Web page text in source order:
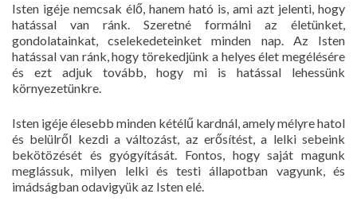
Isten igéje nemcsak élő, hanem ható is, ami azt jelenti, hogy
hatással van ránk. Szeretné formálni az életünket,
gondolatainkat, cselekedeteinket minden nap. Az Isten
hatással van ránk, hogy törekedjünk a helyes élet megélésére
és ezt adjuk tovább, hogy mi is hatással lehessünk
környezetünkre.
Isten igéje élesebb minden kétélű kardnál, amely mélyre hatol
és belülről kezdi a változást, az erősítést, a lelki sebeink
bekötözését és gyógyítását. Fontos, hogy saját magunk
meglássuk, milyen lelki és testi állapotban vagyunk, és
imádságban odavigyük az Isten elé.